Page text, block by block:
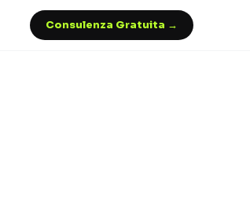
Consulenza Gratuita →